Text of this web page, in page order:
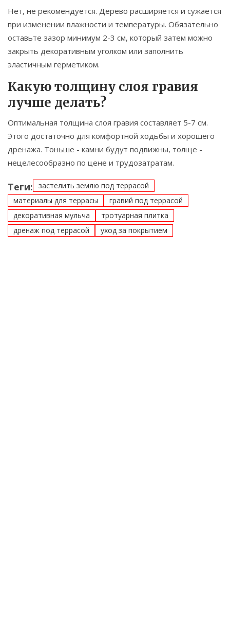
Нет, не рекомендуется. Дерево расширяется и сужается
при изменении влажности и температуры. Обязательно
оставьте зазор минимум 2-3 см, который затем можно
закрыть декоративным уголком или заполнить
эластичным герметиком.
Какую толщину слоя гравия
лучше делать?
Оптимальная толщина слоя гравия составляет 5-7 см.
Этого достаточно для комфортной ходьбы и хорошего
дренажа. Тоньше - камни будут подвижны, толще -
нецелесообразно по цене и трудозатратам.
Теги:
застелить землю под террасой
материалы для террасы
гравий под террасой
декоративная мульча
тротуарная плитка
дренаж под террасой
уход за покрытием